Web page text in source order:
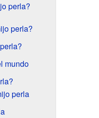
perla?
perla?
mundo
perla